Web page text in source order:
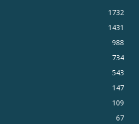
1732
1431
988
734
543
147
109
67